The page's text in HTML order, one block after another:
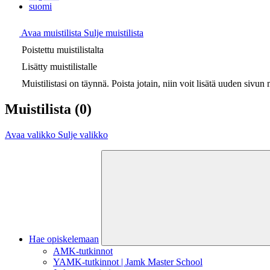
suomi
Avaa muistilista Sulje muistilista
Poistettu muistilistalta
Lisätty muistilistalle
Muistilistasi on täynnä. Poista jotain, niin voit lisätä uuden sivun
Muistilista (0)
Avaa valikko Sulje valikko
Hae opiskelemaan
AMK-tutkinnot
YAMK-tutkinnot | Jamk Master School